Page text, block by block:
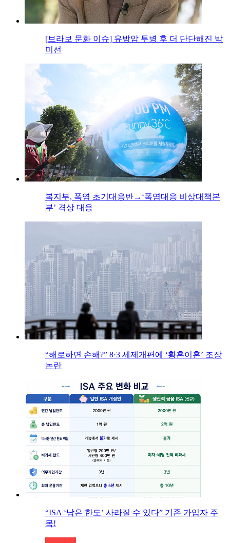
[브라보 문화 이슈] 유방암 투병 후 더 단단해진 박
미선
복지부, 폭염 초기대응반→‘폭염대응 비상대책본
부’ 격상 대응
“해로하면 손해?” 8·3 세제개편에 ‘황혼이혼’ 조장
논란
“ISA ‘남은 한도’ 사라질 수 있다” 기존 가입자 주
목!